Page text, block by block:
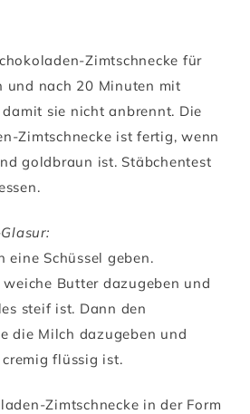
Zimtschnecke für
und nach 20 Minuten mit
sie nicht anbrennt. Die
Zimtschnecke ist fertig, wenn
goldbraun ist. Stäbchentest
eine Schüssel geben.
Butter dazugeben und
steif ist. Dann den
die Milch dazugeben und
flüssig ist.
Zimtschnecke in der Form